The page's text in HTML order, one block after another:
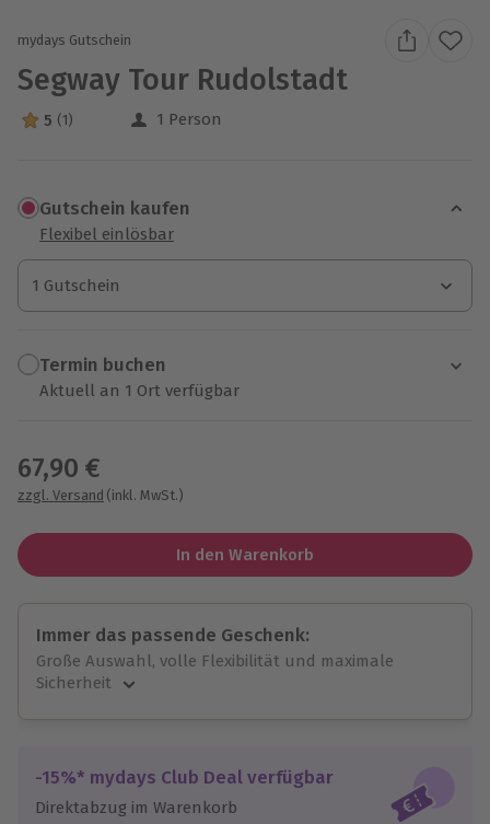
mydays Gutschein
Segway Tour Rudolstadt
5 Sterne von 5 aus 1 Bewertungen
5 (1) 1 Person
Gutschein kaufen
Flexibel einlösbar
1 Gutschein
1 Gutschein
1 Gutschein
Termin buchen
Aktuell an 1 Ort verfügbar
67,90 €
zzgl. Versand (inkl. MwSt.)
In den Warenkorb
Immer das passende Geschenk:
Große Auswahl, volle Flexibilität und maximale
Sicherheit
Jeder Gutschein für alle Erlebnisse einlösbar.
Maximale Sicherheit
-15%* mydays Club Deal verfügbar
Direktabzug im Warenkorb